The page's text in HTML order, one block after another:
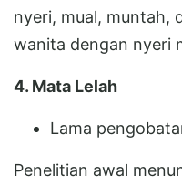
nyeri, mual, muntah,
wanita dengan nyeri
4. Mata Lelah
Lama
Penelitian awal